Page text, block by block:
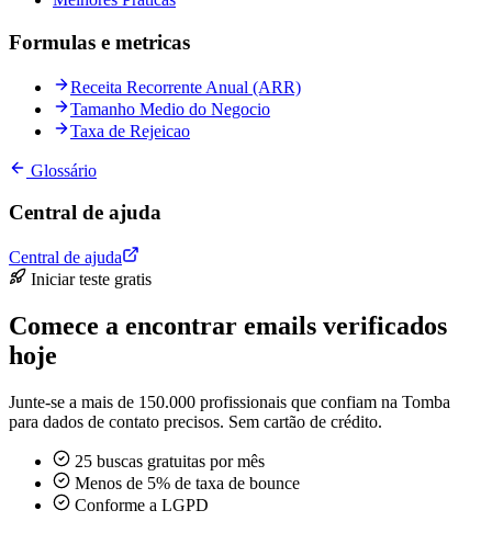
Formulas e metricas
Receita Recorrente Anual (ARR)
Tamanho Medio do Negocio
Taxa de Rejeicao
Glossário
Central de ajuda
Central de ajuda
Iniciar teste gratis
Comece a encontrar emails verificados
hoje
Junte-se a mais de 150.000 profissionais que confiam na Tomba
para dados de contato precisos. Sem cartão de crédito.
25 buscas gratuitas por mês
Menos de 5% de taxa de bounce
Conforme a LGPD